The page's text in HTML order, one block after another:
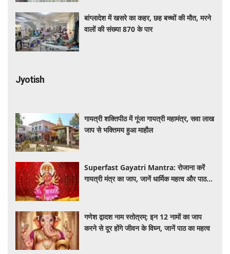
बांग्लादेश में खसरे का कहर, छह बच्चों की मौत, मरने
वालों की संख्या 870 के पार
Jyotish
गायत्री शक्तिपीठ में गूंजा गायत्री महामंत्र, सवा लाख
जाप से भक्तिमय हुआ माहौल
Superfast Gayatri Mantra: रोजाना करें
गायत्री मंत्र का जाप, जानें धार्मिक महत्व और पाठ
गणेश द्वादश नाम स्तोत्रम्: इन 12 नामों का जाप
करने से दूर होंगे जीवन के विघ्न, जानें पाठ का महत्व